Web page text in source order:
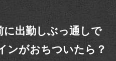
に出勤しぶっ通しで
ンがおちついたら？